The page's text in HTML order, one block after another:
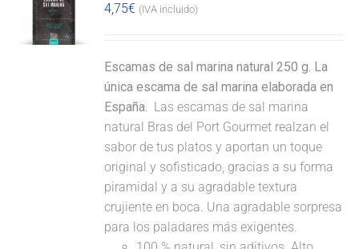
4,75€ (IVA incluido)
Escamas de sal marina natural 250 g. La
única escama de sal marina elaborada en
España. Las escamas de sal marina
natural Bras del Port Gourmet realzan el
sabor de tus platos y aportan un toque
original y sofisticado, gracias a su forma
piramidal y a su agradable textura
crujiente en boca. Una agradable sorpresa
para los paladares más exigentes.